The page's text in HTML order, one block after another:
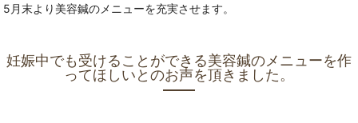
5月末より美容鍼のメニューを充実させます。
妊娠中でも受けることができる美容鍼のメニューを作
ってほしいとのお声を頂きました。